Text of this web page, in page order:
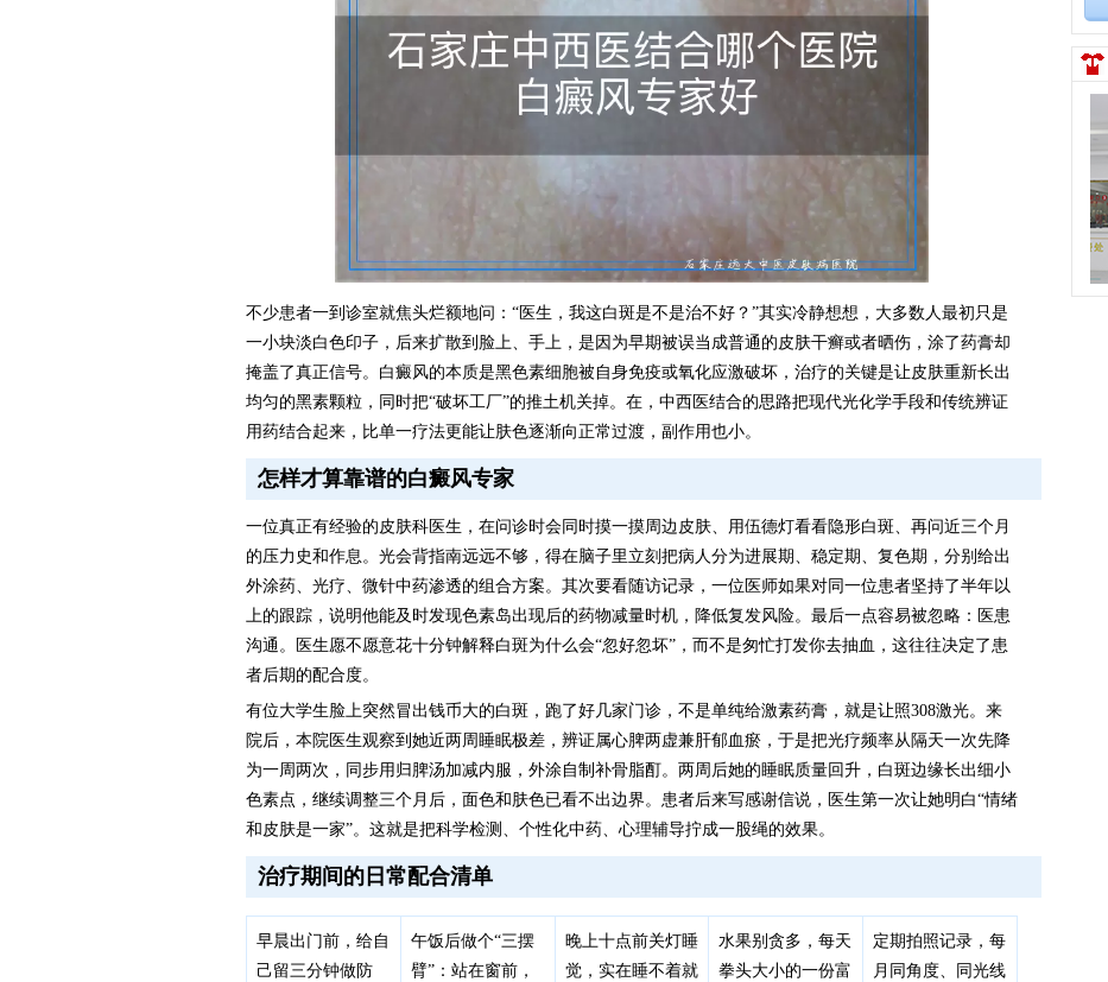
不少患者一到诊室就焦头烂额地问：“医生，我这白斑是不是治不好？”其实冷静想想，大多数人最初只是
一小块淡白色印子，后来扩散到脸上、手上，是因为早期被误当成普通的皮肤干癣或者晒伤，涂了药膏却
掩盖了真正信号。白癜风的本质是黑色素细胞被自身免疫或氧化应激破坏，治疗的关键是让皮肤重新长出
均匀的黑素颗粒，同时把“破坏工厂”的推土机关掉。在，中西医结合的思路把现代光化学手段和传统辨证
用药结合起来，比单一疗法更能让肤色逐渐向正常过渡，副作用也小。
怎样才算靠谱的白癜风专家
一位真正有经验的皮肤科医生，在问诊时会同时摸一摸周边皮肤、用伍德灯看看隐形白斑、再问近三个月
的压力史和作息。光会背指南远远不够，得在脑子里立刻把病人分为进展期、稳定期、复色期，分别给出
外涂药、光疗、微针中药渗透的组合方案。其次要看随访记录，一位医师如果对同一位患者坚持了半年以
上的跟踪，说明他能及时发现色素岛出现后的药物减量时机，降低复发风险。最后一点容易被忽略：医患
沟通。医生愿不愿意花十分钟解释白斑为什么会“忽好忽坏”，而不是匆忙打发你去抽血，这往往决定了患
者后期的配合度。
有位大学生脸上突然冒出钱币大的白斑，跑了好几家门诊，不是单纯给激素药膏，就是让照308激光。来
院后，本院医生观察到她近两周睡眠极差，辨证属心脾两虚兼肝郁血瘀，于是把光疗频率从隔天一次先降
为一周两次，同步用归脾汤加减内服，外涂自制补骨脂酊。两周后她的睡眠质量回升，白斑边缘长出细小
色素点，继续调整三个月后，面色和肤色已看不出边界。患者后来写感谢信说，医生第一次让她明白“情绪
和皮肤是一家”。这就是把科学检测、个性化中药、心理辅导拧成一股绳的效果。
治疗期间的日常配合清单
早晨出门前，给自
己留三分钟做防
午饭后做个“三摆
臂”：站在窗前，
晚上十点前关灯睡
觉，实在睡不着就
水果别贪多，每天
拳头大小的一份富
定期拍照记录，每
月同角度、同光线